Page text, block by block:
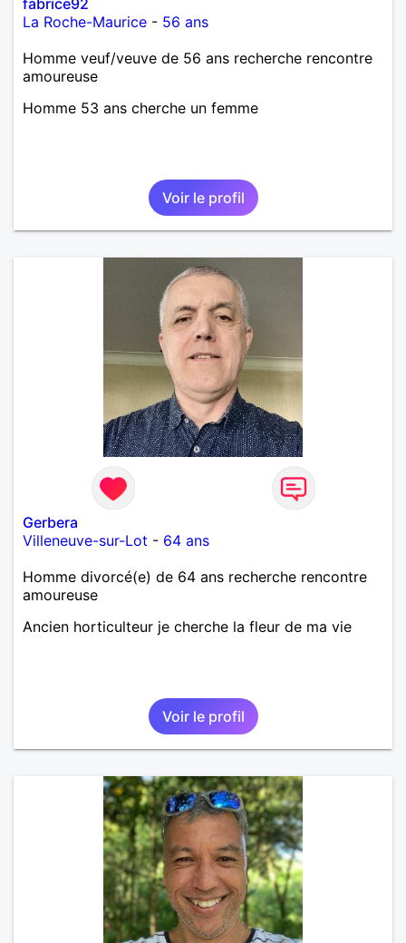
La Roche-Maurice - 56 ans
Homme veuf/veuve de 56 ans recherche rencontre
amoureuse
Homme 53 ans cherche un femme
Voir le profil
Gerbera
Villeneuve-sur-Lot - 64 ans
Homme divorcé(e) de 64 ans recherche rencontre
amoureuse
Ancien horticulteur je cherche la fleur de ma vie
Voir le profil